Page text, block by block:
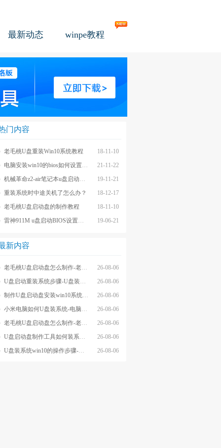
最新动态 winpe教程
门内容
18-11-10
老毛桃U盘重装Win10系统教程
21-11-22
电脑安装win10的bios如何设置u盘图文教程
19-11-21
机械革命z2-air笔记本u盘启动BIOS设置教程
18-12-17
重装系统时中途关机了怎么办？
18-11-10
老毛桃U盘启动盘的制作教程
19-06-21
雷神911M u盘启动BIOS设置教程
新内容
26-08-06
老毛桃U盘启动盘怎么制作-老毛桃winpeU盘启动盘制作步骤
26-08-06
U盘启动重装系统步骤-U盘装系统步骤操作
26-08-06
制作U盘启动盘安装win10系统步骤-制作U盘启动盘安装win10系统步骤
26-08-06
小米电脑如何U盘装系统-电脑怎么U盘装系统
26-08-06
老毛桃U盘启动盘怎么制作-老毛桃U盘启动盘制作步骤
26-08-06
U盘启动盘制作工具如何装系统- U盘启动盘制作工具怎么装系统
26-08-06
U盘装系统win10的操作步骤-外星人U盘装系统win10电脑